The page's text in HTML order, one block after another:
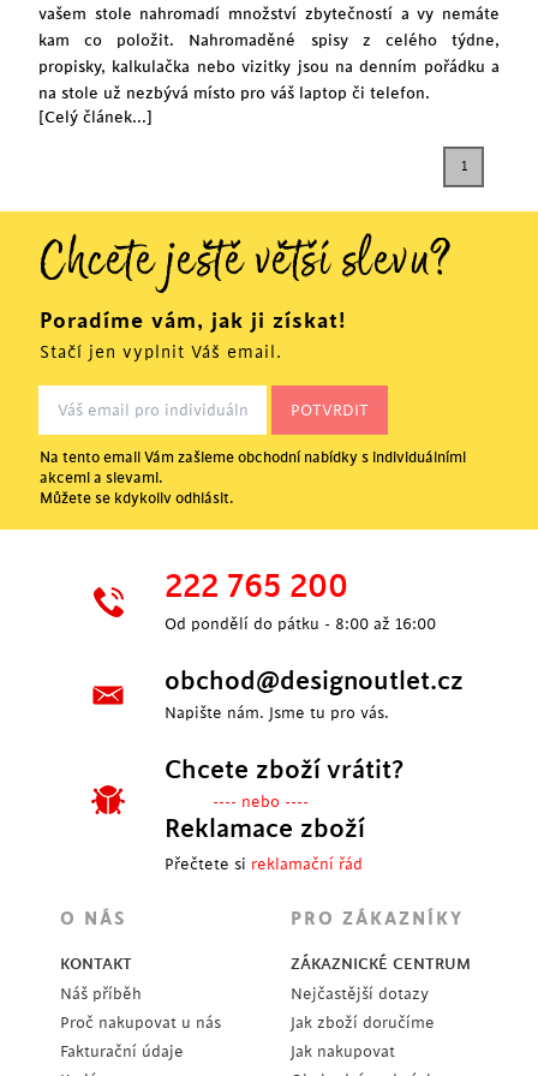
vašem stole nahromadí množství zbytečností a vy nemáte
kam co položit. Nahromaděné spisy z celého týdne,
propisky, kalkulačka nebo vizitky jsou na denním pořádku a
na stole už nezbývá místo pro váš laptop či telefon.
[Celý článek...]
1
Chcete ještě větší slevu?
Poradíme vám, jak ji získat!
Stačí jen vyplnit Váš email.
Na tento email Vám zašleme obchodní nabídky s individuálními
akcemi a slevami.
Můžete se kdykoliv odhlásit.
222 765 200
Od pondělí do pátku - 8:00 až 16:00
obchod@designoutlet.cz
Napište nám. Jsme tu pro vás.
Chcete zboží vrátit?
---- nebo ----
Reklamace zboží
Přečtete si reklamační řád
O NÁS
KONTAKT
Náš příběh
Proč nakupovat u nás
Fakturační údaje
PRO ZÁKAZNÍKY
ZÁKAZNICKÉ CENTRUM
Nejčastější dotazy
Jak zboží doručíme
Jak nakupovat